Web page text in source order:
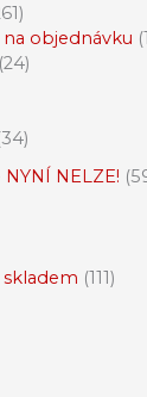
objednávku
24
34
NELZE!
111